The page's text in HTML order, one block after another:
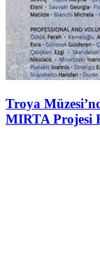
Troya
MIRTA Projesi